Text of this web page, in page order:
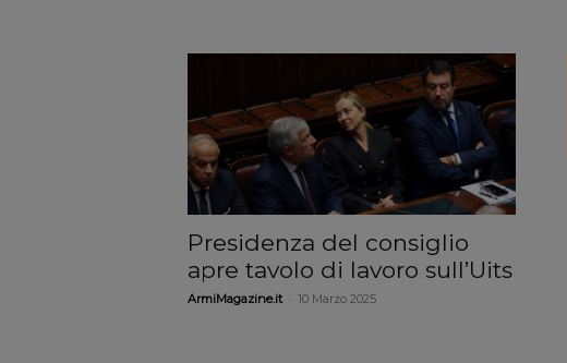
Presidenza del consiglio
apre tavolo di lavoro sull’Uits
ArmiMagazine.it 10 Marzo 2025